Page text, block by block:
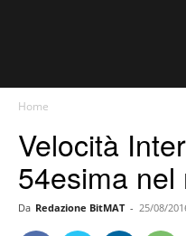
Home
Velocità
54esima nel
Da Redazione BitMAT - 25/08/